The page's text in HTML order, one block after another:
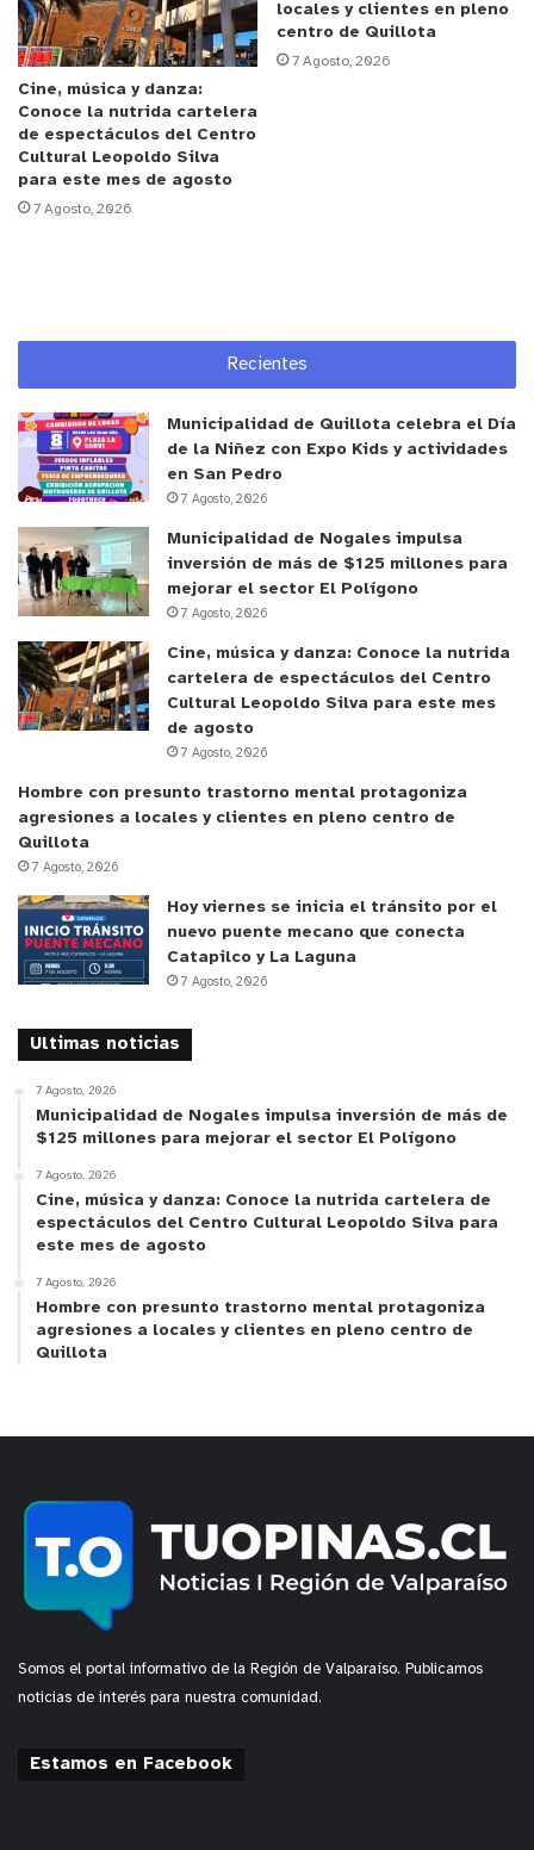
Cine, música y danza:
Conoce la nutrida cartelera
de espectáculos del Centro
Cultural Leopoldo Silva
para este mes de agosto
7 Agosto, 2026
locales y clientes en pleno
centro de Quillota
7 Agosto, 2026
Recientes
Municipalidad de Quillota celebra el Día
de la Niñez con Expo Kids y actividades
en San Pedro
7 Agosto, 2026
Municipalidad de Nogales impulsa
inversión de más de $125 millones para
mejorar el sector El Polígono
7 Agosto, 2026
Cine, música y danza: Conoce la nutrida
cartelera de espectáculos del Centro
Cultural Leopoldo Silva para este mes
de agosto
7 Agosto, 2026
Hombre con presunto trastorno mental protagoniza
agresiones a locales y clientes en pleno centro de
Quillota
7 Agosto, 2026
Hoy viernes se inicia el tránsito por el
nuevo puente mecano que conecta
Catapilco y La Laguna
7 Agosto, 2026
Ultimas noticias
7 Agosto, 2026
Municipalidad de Nogales impulsa inversión de más de
$125 millones para mejorar el sector El Polígono
7 Agosto, 2026
Cine, música y danza: Conoce la nutrida cartelera de
espectáculos del Centro Cultural Leopoldo Silva para
este mes de agosto
7 Agosto, 2026
Hombre con presunto trastorno mental protagoniza
agresiones a locales y clientes en pleno centro de
Quillota
Somos el portal informativo de la Región de Valparaíso. Publicamos
noticias de interés para nuestra comunidad.
Estamos en Facebook